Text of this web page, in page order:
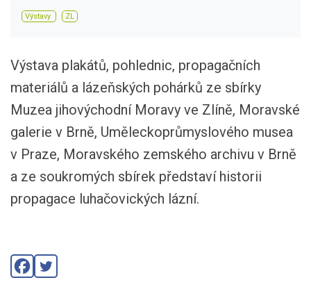
Výstavy ZL
Výstava plakátů, pohlednic, propagačních
materiálů a lázeňských pohárků ze sbírky
Muzea jihovýchodní Moravy ve Zlíně, Moravské
galerie v Brně, Uměleckoprůmyslového musea
v Praze, Moravského zemského archivu v Brně
a ze soukromých sbírek představí historii
propagace luhačovických lázní.